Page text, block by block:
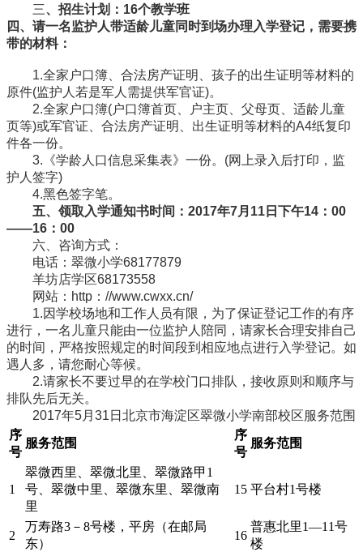
三、招生计划：16个教学班
四、请一名监护人带适龄儿童同时到场办理入学登记，需要携
带的材料：
1.全家户口簿、合法房产证明、孩子的出生证明等材料的
原件(监护人若是军人需提供军官证)。
2.全家户口簿(户口簿首页、户主页、父母页、适龄儿童
页等)或军官证、合法房产证明、出生证明等材料的A4纸复印
件各一份。
3.《学龄人口信息采集表》一份。(网上录入后打印，监
护人签字)
4.黑色签字笔。
五、领取入学通知书时间：2017年7月11日下午14：00
——16：00
六、咨询方式：
电话：翠微小学68177879
羊坊店学区68173558
网站：http：//www.cwxx.cn/
1.因学校场地和工作人员有限，为了保证登记工作的有序
进行，一名儿童只能由一位监护人陪同，请家长合理安排自己
的时间，严格按照规定的时间段到相应地点进行入学登记。如
遇人多，请您耐心等候。
2.请家长不要过早的在学校门口排队，接收原则和顺序与
排队先后无关。
2017年5月31日北京市海淀区翠微小学南部校区服务范围
序
号
服务范围
序
号
服务范围
1
翠微西里、翠微北里、翠微路甲1
号、翠微中里、翠微东里、翠微南
里
15 平台村1号楼
2
万寿路3－8号楼，平房（在邮局
东）
16
普惠北里1—11号
楼